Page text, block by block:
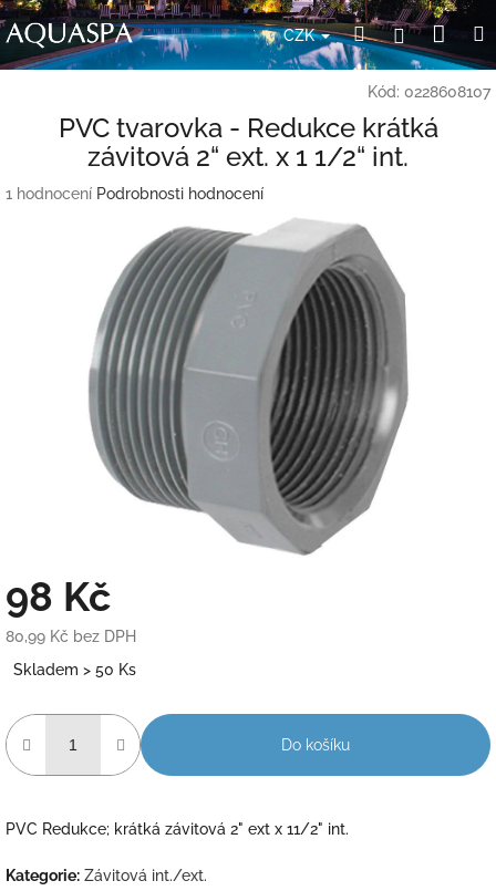
Přejít
na
obsah
CZK HledatPřihlášení
Kód: 0228608107
PVC tvarovka - Redukce krátká
závitová 2“ ext. x 1 1/2“ int.
Průměrné
1 hodnocení Podrobnosti hodnocení
98 Kč
80,99 Kč bez DPH
cena:
Skladem > 50 Ks
Do košíku
PVC Redukce; krátká závitová 2" ext x 11/2" int.
Kategorie: Závitová int./ext.